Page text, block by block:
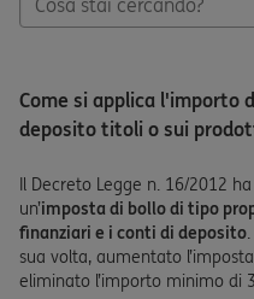
Come si applica l'importo
deposito titoli o sui
Il Decreto Legge n. 16/2012
un’imposta di bollo di tipo
finanziari e i conti di deposito
sua volta, aumentato
eliminato l’importo minimo di